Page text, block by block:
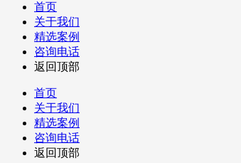
首页
关于我们
精选案例
咨询电话
返回顶部
首页
关于我们
精选案例
咨询电话
返回顶部